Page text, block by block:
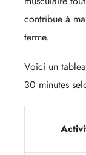
contribue à
terme.
Voici un
30 minutes